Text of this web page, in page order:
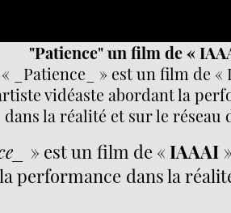
"Patience" un film de «
« _Patience_ » est un film de «
vidéaste abordant la
dans la réalité et sur le réseau
» est un film de «IAAAI
performance dans la